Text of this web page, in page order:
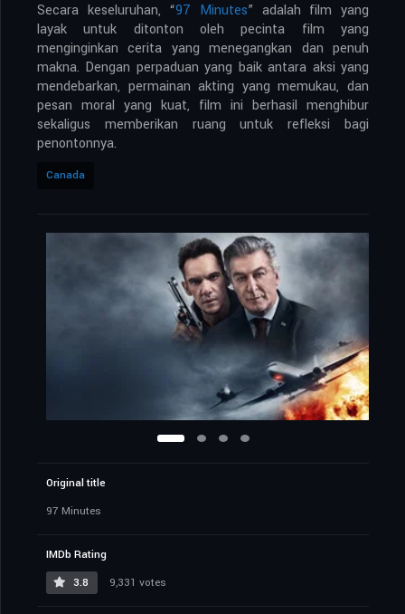
Secara keseluruhan, “97 Minutes” adalah film yang
layak untuk ditonton oleh pecinta film yang
menginginkan cerita yang menegangkan dan penuh
makna. Dengan perpaduan yang baik antara aksi yang
mendebarkan, permainan akting yang memukau, dan
pesan moral yang kuat, film ini berhasil menghibur
sekaligus memberikan ruang untuk refleksi bagi
penontonnya.
Canada
Original title
97 Minutes
IMDb Rating
3.8
9,331 votes